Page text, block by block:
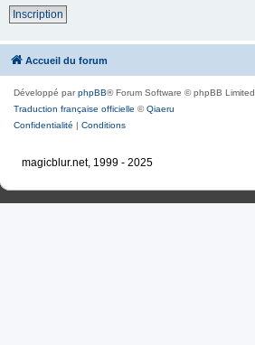
Inscription
Accueil du forum
Développé parphpBB® Forum Software © phpBB Limited
Traduction française officielle ©Qiaeru
Confidentialité | Conditions
magicblur.net, 1999 - 2025